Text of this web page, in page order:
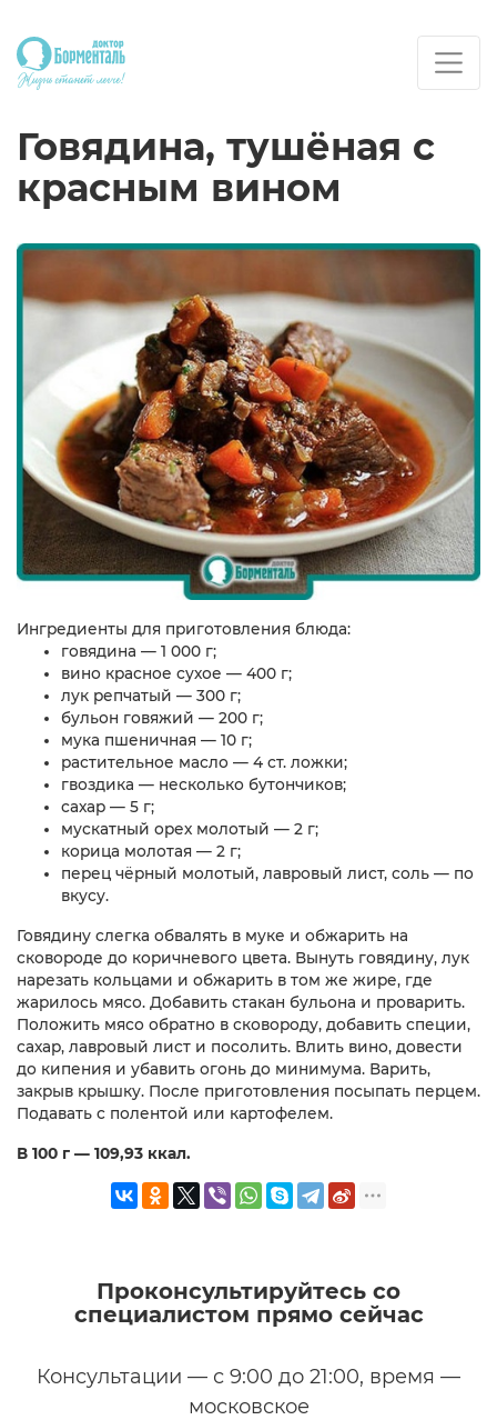
Говядина, тушёная с
красным вином
Ингредиенты для приготовления блюда:
говядина — 1 000 г;
вино красное сухое — 400 г;
лук репчатый — 300 г;
бульон говяжий — 200 г;
мука пшеничная — 10 г;
растительное масло — 4 ст. ложки;
гвоздика — несколько бутончиков;
сахар — 5 г;
мускатный орех молотый — 2 г;
корица молотая — 2 г;
перец чёрный молотый, лавровый лист, соль — по
вкусу.
Говядину слегка обвалять в муке и обжарить на
сковороде до коричневого цвета. Вынуть говядину, лук
нарезать кольцами и обжарить в том же жире, где
жарилось мясо. Добавить стакан бульона и проварить.
Положить мясо обратно в сковороду, добавить специи,
сахар, лавровый лист и посолить. Влить вино, довести
до кипения и убавить огонь до минимума. Варить,
закрыв крышку. После приготовления посыпать перцем.
Подавать с полентой или картофелем.
В 100 г — 109,93 ккал.
Проконсультируйтесь со
специалистом прямо сейчас
Консультации — с 9:00 до 21:00, время —
московское